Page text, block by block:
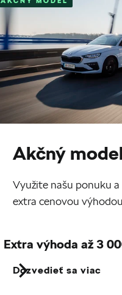
Akčný
Využite našu ponuku
extra cenovou
Dozvedieť sa viac
Extra výhoda až 3